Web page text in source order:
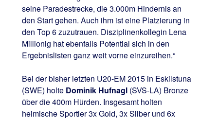
seine Paradestrecke, die 3.000m Hindernis an
den Start gehen. Auch ihm ist eine Platzierung in
den Top 6 zuzutrauen. Disziplinenkollegin Lena
Millionig hat ebenfalls Potential sich in den
Ergebnislisten ganz weit vorne einzureihen.“
Bei der bisher letzten U20-EM 2015 in Eskilstuna
(SWE) holte Dominik Hufnagl(SVS-LA) Bronze
über die 400m Hürden. Insgesamt holten
heimische Sportler 3x Gold, 3x Silber und 6x